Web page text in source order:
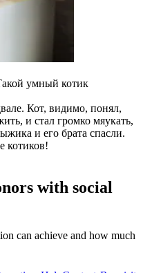
умный котик
Кот, видимо, понял,
и стал громко мяукать,
и его брата спасли.
котиков!
with social
can achieve and how much